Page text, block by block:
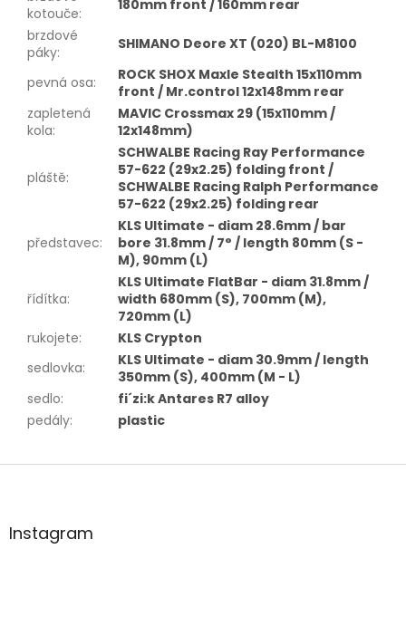
kotouče:
180mm front / 160mm rear
brzdové
páky: SHIMANO Deore XT (020) BL-M8100
pevná osa:
ROCK SHOX Maxle Stealth 15x110mm
front / Mr.control 12x148mm rear
zapletená
kola:
MAVIC Crossmax 29 (15x110mm /
12x148mm)
pláště:
SCHWALBE Racing Ray Performance
57-622 (29x2.25) folding front /
SCHWALBE Racing Ralph Performance
57-622 (29x2.25) folding rear
představec:
KLS Ultimate - diam 28.6mm / bar
bore 31.8mm / 7° / length 80mm (S -
M), 90mm (L)
řídítka:
KLS Ultimate FlatBar - diam 31.8mm /
width 680mm (S), 700mm (M),
720mm (L)
rukojete:
KLS Crypton
sedlovka:
KLS Ultimate - diam 30.9mm / length
350mm (S), 400mm (M - L)
sedlo:
fi´zi:k Antares R7 alloy
pedály: plastic
Z
aInstagram